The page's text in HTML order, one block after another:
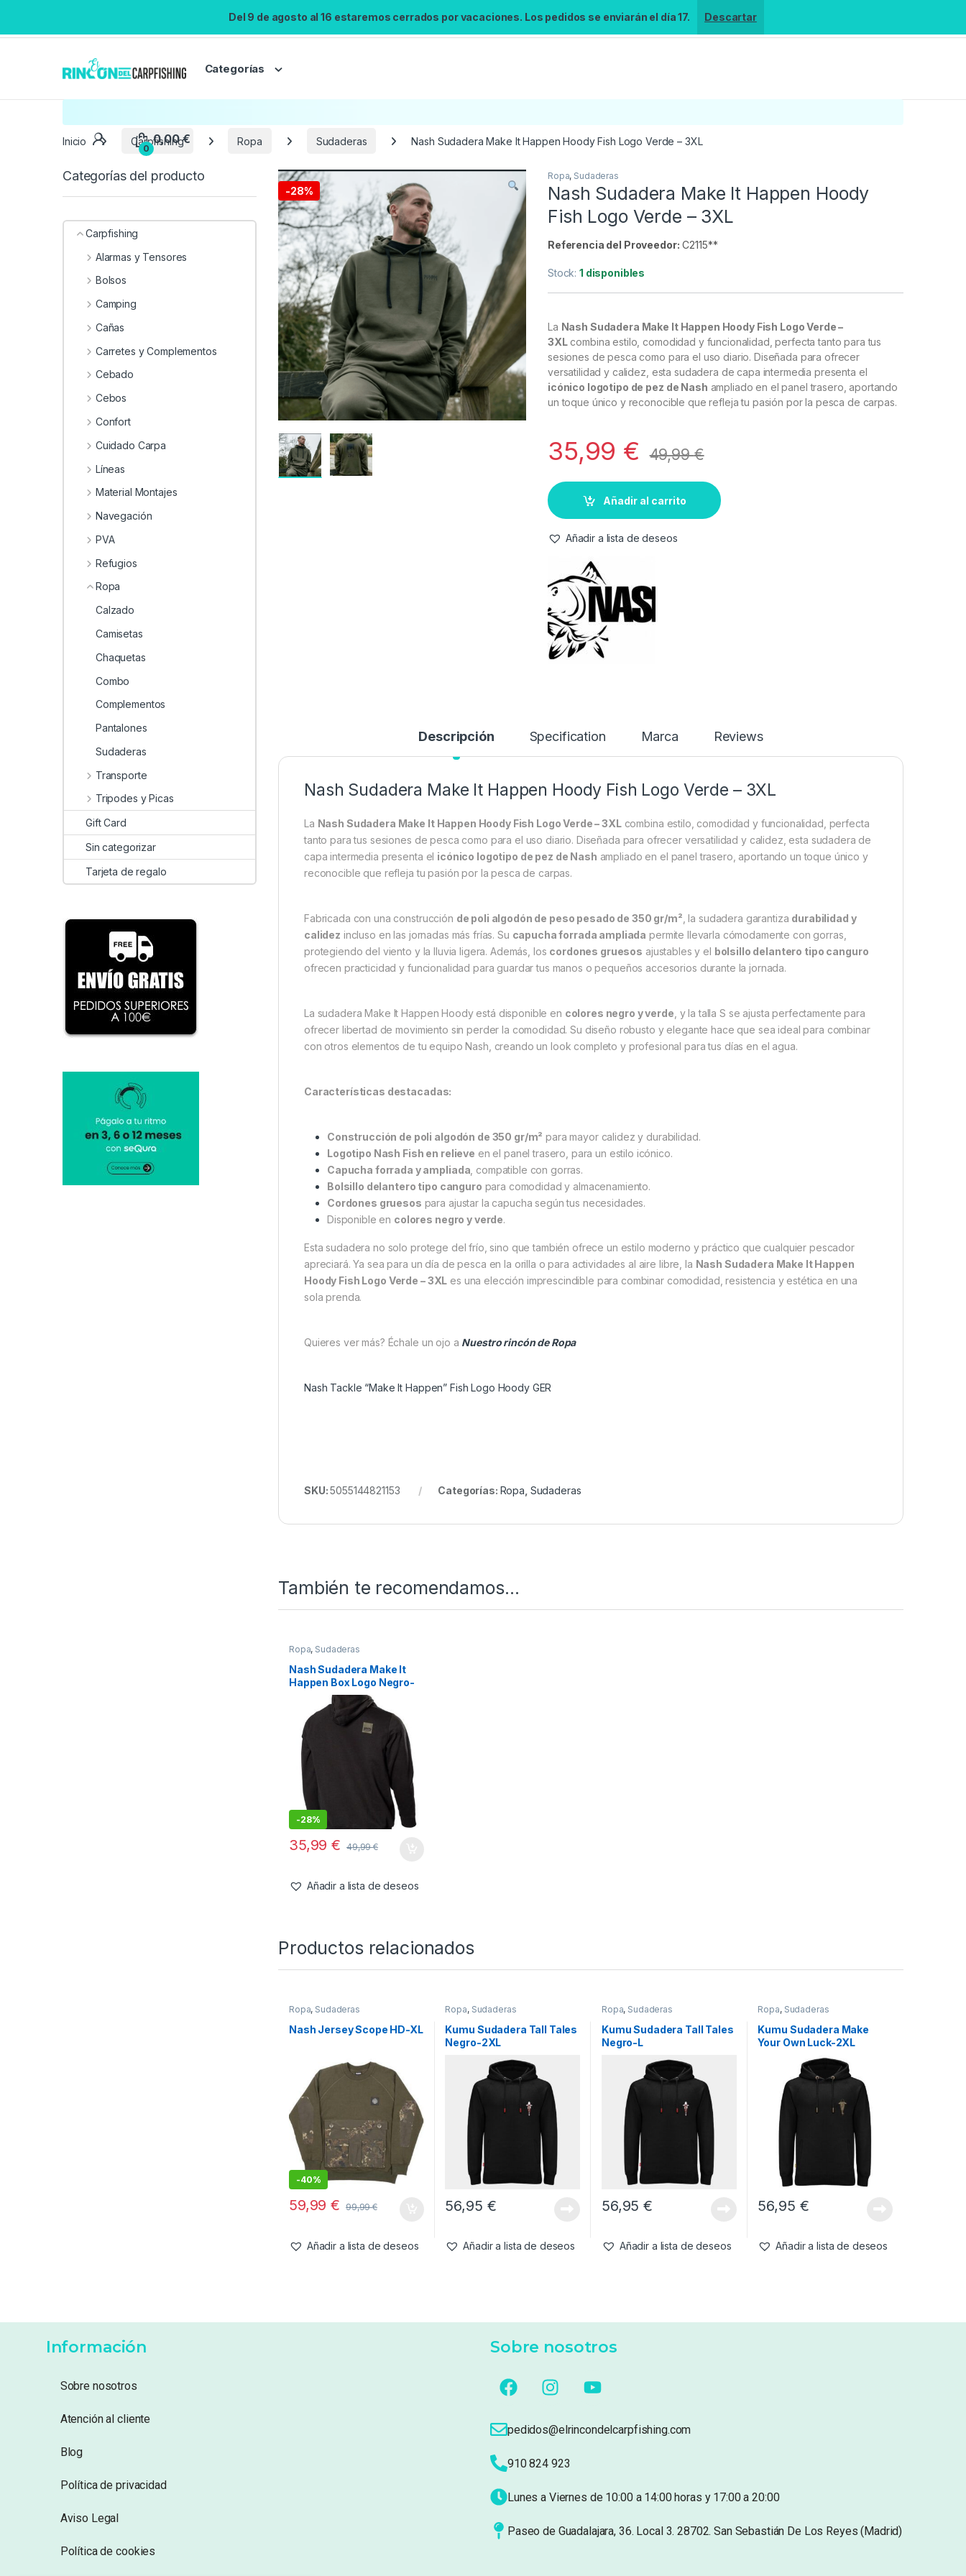
Del 9 de agosto al 16 estaremos cerrados por vacaciones. Los pedidos se enviarán el día 17. Descartar
Categorías
Búsqueda no disponible
No se pudo cargar el widget de búsqueda.
Inténtalo de nuevo.
Reintentar
Inicio Carpfishing Ropa Sudaderas Nash Sudadera Make It Happen Hoody Fish Logo Verde – 3XL
-28%
Ropa, Sudaderas
Nash Sudadera Make It Happen Hoody
Fish Logo Verde – 3XL
Referencia del Proveedor: C2115**
Stock:1 disponibles
La Nash Sudadera Make It Happen Hoody Fish Logo Verde –
3XLcombina estilo, comodidad y funcionalidad, perfecta tanto para tus
sesiones de pesca como para el uso diario. Diseñada para ofrecer
versatilidad y calidez, esta sudadera de capa intermedia presenta el
icónico logotipo de pez de Nash ampliado en el panel trasero, aportando
un toque único y reconocible que refleja tu pasión por la pesca de carpas.
35,99 € 49,99€
Añadir al carrito
Añadir a lista de deseos
Descripción Specification Marca Reviews
Nash Sudadera Make It Happen Hoody Fish Logo Verde – 3XL
La Nash Sudadera Make It Happen Hoody Fish Logo Verde – 3XLcombina estilo, comodidad y funcionalidad, perfecta
tanto para tus sesiones de pesca como para el uso diario. Diseñada para ofrecer versatilidad y calidez, esta sudadera de
capa intermedia presenta el icónico logotipo de pez de Nash ampliado en el panel trasero, aportando un toque único y
reconocible que refleja tu pasión por la pesca de carpas.
Fabricada con una construcción de poli algodón de peso pesado de 350 gr/m² , la sudadera garantiza durabilidad y
calidez incluso en las jornadas más frías. Su capucha forrada ampliada permite llevarla cómodamente con gorras,
protegiendo del viento y la lluvia ligera. Además, los cordones gruesos ajustables y el bolsillo delantero tipo canguro
ofrecen practicidad y funcionalidad para guardar tus manos o pequeños accesorios durante la jornada.
La sudadera Make It Happen Hoody está disponible en colores negro y verde , y la talla S se ajusta perfectamente para
ofrecer libertad de movimiento sin perder la comodidad. Su diseño robusto y elegante hace que sea ideal para combinar
con otros elementos de tu equipo Nash, creando un look completo y profesional para tus días en el agua.
Características destacadas:
Construcción de poli algodón de 350 gr/m² para mayor calidez y durabilidad.
Logotipo Nash Fish en relieve en el panel trasero, para un estilo icónico.
Capucha forrada y ampliada , compatible con gorras.
Bolsillo delantero tipo canguro para comodidad y almacenamiento.
Cordones gruesos para ajustar la capucha según tus necesidades.
Disponible en colores negro y verde.
Esta sudadera no solo protege del frío, sino que también ofrece un estilo moderno y práctico que cualquier pescador
apreciará. Ya sea para un día de pesca en la orilla o para actividades al aire libre, la Nash Sudadera Make It Happen
Hoody Fish Logo Verde – 3XL es una elección imprescindible para combinar comodidad, resistencia y estética en una
sola prenda.
Quieres ver más? Échale un ojo a Nuestro rincón de Ropa
Nash Tackle “Make It Happen” Fish Logo Hoody GER
SKU:5055144821153 Categorías: Ropa Sudaderas
También te recomendamos…
Ropa, Sudaderas
Nash Sudadera Make It
Happen Box Logo Negro-
-28%
35,99€ 49,99€
Añadir a lista de deseos
Productos relacionados
Ropa, Sudaderas
Nash Jersey Scope HD-XL
-40%
59,99€ 99,99€
Añadir a lista de deseos
Ropa, Sudaderas
Kumu Sudadera Tall Tales
Negro-2XL
56,95 €
Añadir a lista de deseos
Ropa, Sudaderas
Kumu Sudadera Tall Tales
Negro-L
56,95€
Añadir a lista de deseos
Ropa, Sudaderas
Kumu Sudadera Make
Your Own Luck-2XL
56,95 €
Añadir a lista de deseos
Categorías del producto
Carpfishing
Alarmas y Tensores
Bolsos
Camping
Cañas
Carretes y Complementos
Cebado
Cebos
Confort
Cuidado Carpa
Líneas
Material Montajes
Navegación
PVA
Refugios
Ropa
Calzado
Camisetas
Chaquetas
Combo
Complementos
Pantalones
Sudaderas
Transporte
Tripodes y Picas
Gift Card
Sin categorizar
Tarjeta de regalo
Información
Sobre nosotros
Atención al cliente
Blog
Política de privacidad
Aviso Legal
Política de cookies
Sobre nosotros
pedidos@elrincondelcarpfishing.com
910 824 923
Lunes a Viernes de 10:00 a 14:00 horas y 17:00 a 20:00
Paseo de Guadalajara, 36. Local 3. 28702. San Sebastián De Los Reyes (Madrid)